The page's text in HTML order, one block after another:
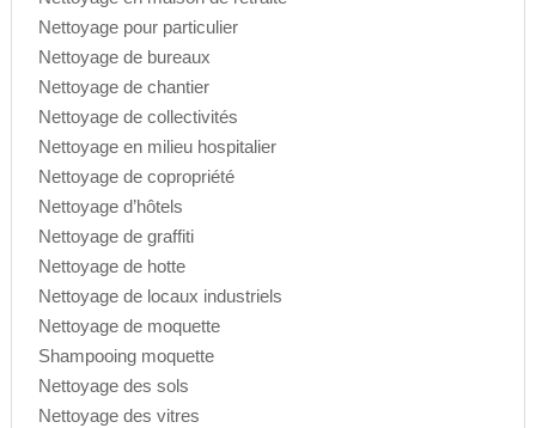
Nettoyage pour particulier
Nettoyage de bureaux
Nettoyage de chantier
Nettoyage de collectivités
Nettoyage en milieu hospitalier
Nettoyage de copropriété
Nettoyage d’hôtels
Nettoyage de graffiti
Nettoyage de hotte
Nettoyage de locaux industriels
Nettoyage de moquette
Shampooing moquette
Nettoyage des sols
Nettoyage des vitres